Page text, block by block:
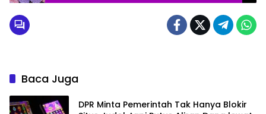
Baca Juga
DPR Minta Pemerintah Tak Hanya Blokir